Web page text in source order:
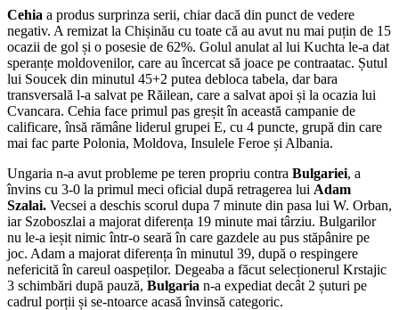
Cehia a produs surprinza serii, chiar dacă din punct de vedere
negativ. A remizat la Chișinău cu toate că au avut nu mai puțin de 15
ocazii de gol și o posesie de 62%. Golul anulat al lui Kuchta le-a dat
speranțe moldovenilor, care au încercat să joace pe contraatac. Șutul
lui Soucek din minutul 45+2 putea debloca tabela, dar bara
transversală l-a salvat pe Răilean, care a salvat apoi și la ocazia lui
Cvancara. Cehia face primul pas greșit în această campanie de
calificare, însă rămâne liderul grupei E, cu 4 puncte, grupă din care
mai fac parte Polonia, Moldova, Insulele Feroe și Albania.
Ungaria n-a avut probleme pe teren propriu contra Bulgariei, a
învins cu 3-0 la primul meci oficial după retragerea lui Adam
Szalai. Vecsei a deschis scorul dupa 7 minute din pasa lui W. Orban,
iar Szoboszlai a majorat diferența 19 minute mai târziu. Bulgarilor
nu le-a ieșit nimic într-o seară în care gazdele au pus stăpânire pe
joc. Adam a majorat diferența în minutul 39, după o respingere
nefericită în careul oaspeților. Degeaba a făcut selecționerul Krstajic
3 schimbări după pauză, Bulgaria n-a expediat decât 2 șuturi pe
cadrul porții și se-ntoarce acasă învinsă categoric.